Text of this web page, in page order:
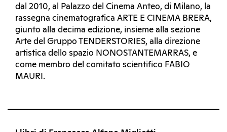
dal 2010, al Palazzo del Cinema Anteo, di Milano, la
rassegna cinematografica ARTE E CINEMA BRERA,
giunto alla decima edizione, insieme alla sezione
Arte del Gruppo TENDERSTORIES, alla direzione
artistica dello spazio NONOSTANTEMARRAS, e
come membro del comitato scientifico FABIO
MAURI.